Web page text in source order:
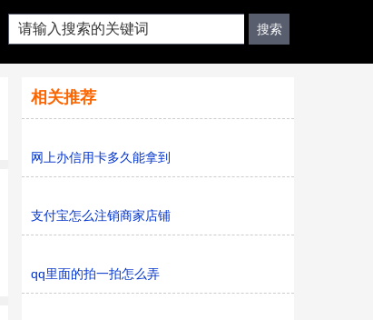
相关推荐
网上办信用卡多久能拿到
支付宝怎么注销商家店铺
qq里面的拍一拍怎么弄